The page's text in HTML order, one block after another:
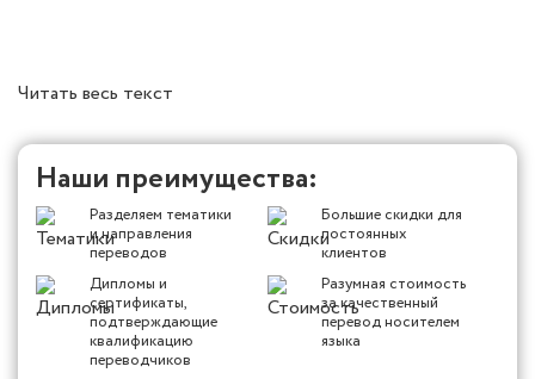
Читать весь текст
Наши преимущества:
Разделяем тематики
и направления
переводов
Большие скидки для
постоянных
клиентов
Дипломы и
сертификаты,
подтверждающие
квалификацию
переводчиков
Разумная стоимость
за качественный
перевод носителем
языка